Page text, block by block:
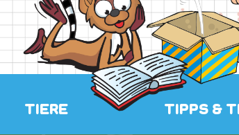
TIERE TIPPS &